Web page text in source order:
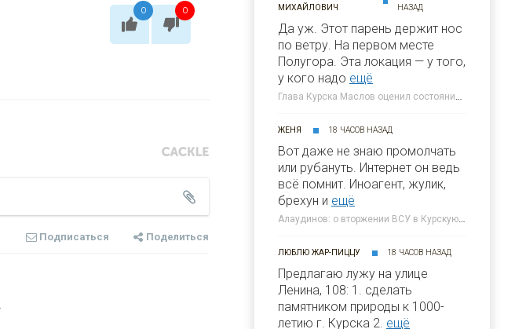
0 0
Подписаться Поделиться
МИХАЙЛОВИЧ
НАЗАД
Да уж. Этот парень держит нос
по ветру. На первом месте
Полугора. Этa локация — у того,
у кого надо ещё
Глава Курска Маслов оценил состояние требующих благоустройства локаций » 46ТВ Курское Интернет Телевидение
ЖЕНЯ 18 ЧАСОВ НАЗАД
Вот даже не знаю промолчать
или рубануть. Интернет он ведь
всё помнит. Иноагент, жулик,
брехун и ещё
Алаудинов: о вторжении ВСУ в Курскую область я узнал от гражданских людей » 46ТВ Курское Интернет Телевидение
ЛЮБЛЮ ЖАР-ПИЦЦУ 18 ЧАСОВ НАЗАД
Предлагаю лужу на улице
Ленина, 108: 1. сделать
памятником природы к 1000-
летию г. Курска 2. ещё